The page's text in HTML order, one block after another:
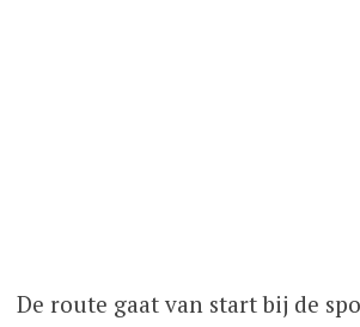
De route gaat van start bij de